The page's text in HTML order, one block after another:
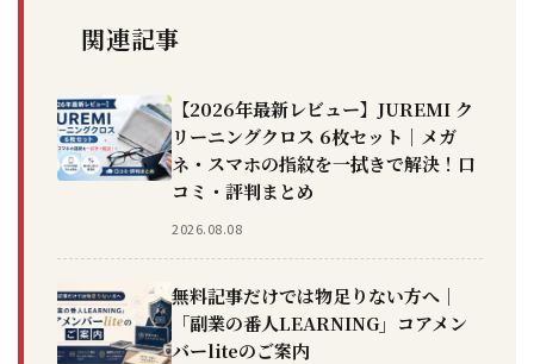
関連記事
【2026年最新レビュー】JUREMI ク
リーニングクロス 6枚セット｜メガ
ネ・スマホの指紋を一拭きで解決！口
コミ・評判まとめ
2026.08.08
無料記事だけでは物足りない方へ｜
「副業の番人LEARNING」コアメン
バーliteのご案内